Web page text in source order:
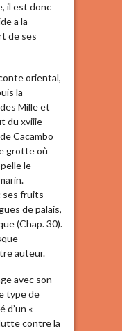
il est donc
a la
de ses
oriental,
la
Mille et
du xviiie
Cacambo
grotte où
le
ses fruits
de palais,
(Chap. 30).
auteur.
avec son
type de
d’un «
contre la